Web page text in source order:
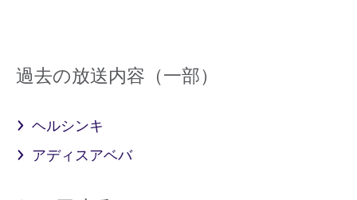
過去の放送内容（一部）
ヘルシンキ
アディスアベバ